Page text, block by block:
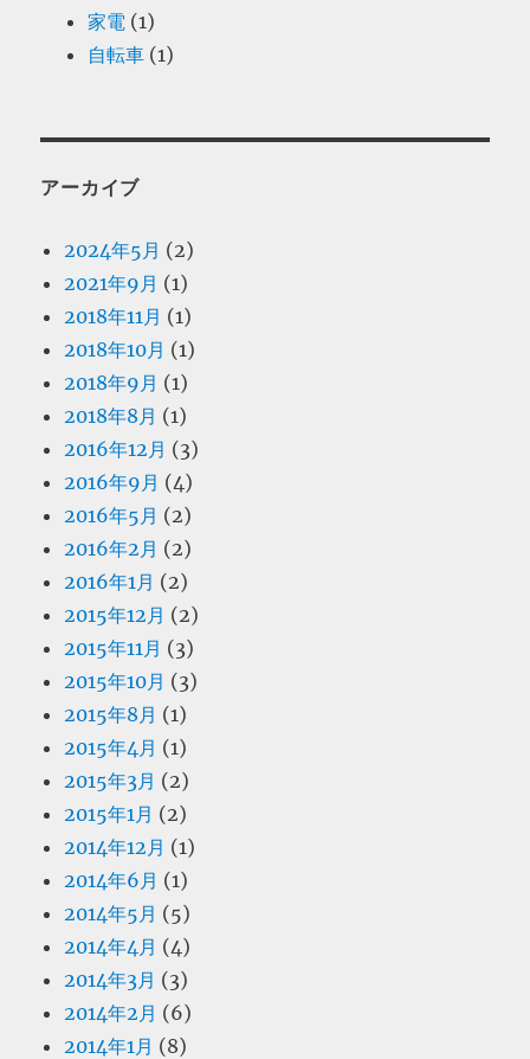
家電 (1)
自転車 (1)
アーカイブ
2024年5月 (2)
2021年9月 (1)
2018年11月 (1)
2018年10月 (1)
2018年9月 (1)
2018年8月 (1)
2016年12月 (3)
2016年9月 (4)
2016年5月 (2)
2016年2月 (2)
2016年1月 (2)
2015年12月 (2)
2015年11月 (3)
2015年10月 (3)
2015年8月 (1)
2015年4月 (1)
2015年3月 (2)
2015年1月 (2)
2014年12月 (1)
2014年6月 (1)
2014年5月 (5)
2014年4月 (4)
2014年3月 (3)
2014年2月 (6)
2014年1月 (8)